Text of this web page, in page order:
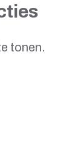
tonen.